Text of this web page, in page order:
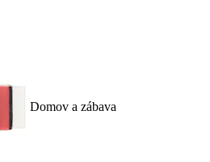
Domov a zábava